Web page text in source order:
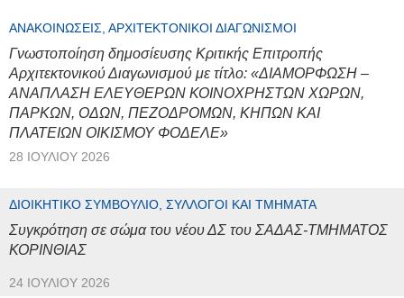
ΑΝΑΚΟΙΝΏΣΕΙΣ, ΑΡΧΙΤΕΚΤΟΝΙΚΟΊ ΔΙΑΓΩΝΙΣΜΟΊ
Γνωστοποίηση δημοσίευσης Κριτικής Επιτροπής
Αρχιτεκτονικού Διαγωνισμού με τίτλο: «ΔΙΑΜΟΡΦΩΣΗ –
ΑΝΑΠΛΑΣΗ ΕΛΕΥΘΕΡΩΝ ΚΟΙΝΟΧΡΗΣΤΩΝ ΧΩΡΩΝ,
ΠΑΡΚΩΝ, ΟΔΩΝ, ΠΕΖΟΔΡΟΜΩΝ, ΚΗΠΩΝ ΚΑΙ
ΠΛΑΤΕΙΩΝ ΟΙΚΙΣΜΟΥ ΦΟΔΕΛΕ»
28 ΙΟΥΛΊΟΥ 2026
ΔΙΟΙΚΗΤΙΚΌ ΣΥΜΒΟΎΛΙΟ, ΣΎΛΛΟΓΟΙ ΚΑΙ ΤΜΉΜΑΤΑ
Συγκρότηση σε σώμα του νέου ΔΣ του ΣΑΔΑΣ-ΤΜΗΜΑΤΟΣ
ΚΟΡΙΝΘΙΑΣ
24 ΙΟΥΛΊΟΥ 2026